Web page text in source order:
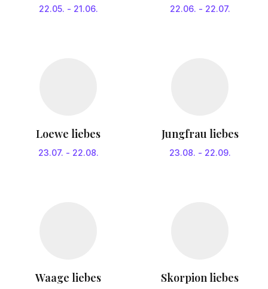
22.05. - 21.06. 22.06. - 22.07.
Loewe liebes
23.07. - 22.08.
Jungfrau liebes
23.08. - 22.09.
Waage liebes Skorpion liebes